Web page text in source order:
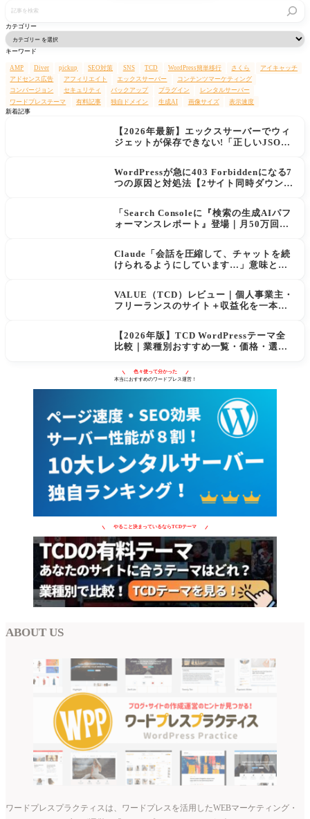
を
検
カテゴリー
キーワード
AMP Diver pickup SEO対策 SNS TCD WordPress簡単移行 さくら
アイキャッチ
アドセンス広告
アフィリエイト エックスサーバー
コンテンツマーケティング
コンバージョン
セキュリティ バックアップ プラグイン
レンタルサーバー
ワードプレステーマ
有料記事 独自ドメイン 生成AI 画像サイズ
表示速度
新着記事
【2026年最新】エックスサーバーでウィ
ジェットが保存できない!「正しいJSON
WordPressが急に403 Forbiddenになる7
つの原因と対処法【2サイト同時ダウン→
「Search Consoleに『検索の生成AIパフ
ォーマンスレポート』登場｜月50万回AI
Claude「会話を圧縮して、チャットを続
けられるようにしています…」意味と使
VALUE（TCD）レビュー｜個人事業主・
フリーランスのサイト＋収益化を一本化
【2026年版】TCD WordPressテーマ全
比較｜業種別おすすめ一覧・価格・選び
色々使って分かった
本当におすすめのワードプレス運営！
やること決まっているならTCDテーマ
ABOUT US
ワードプレスプラクティスは、ワードプレスを活用したWEBマーケティング・